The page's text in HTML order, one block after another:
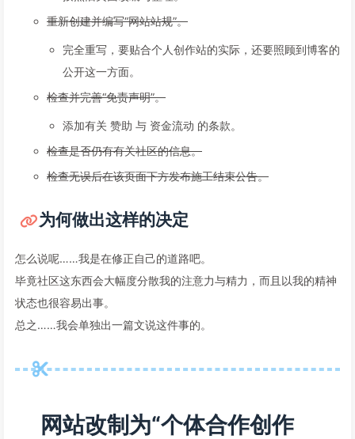
重新创建并编写“网站站规”。
完全重写，要贴合个人创作站的实际，还要照顾到博客的
公开这一方面。
检查并完善“免责声明”。
添加有关 赞助 与 资金流动 的条款。
检查是否仍有有关社区的信息。
检查无误后在该页面下方发布施工结束公告。
为何做出这样的决定
怎么说呢……我是在修正自己的道路吧。
毕竟社区这东西会大幅度分散我的注意力与精力，而且以我的精神
状态也很容易出事。
总之……我会单独出一篇文说这件事的。
网站改制为“个体合作创作